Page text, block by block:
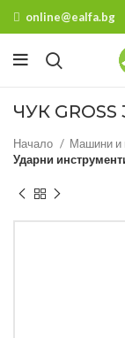
online@ealfa.bg
ЧУК GROSS
Начало Машини и
Ударни